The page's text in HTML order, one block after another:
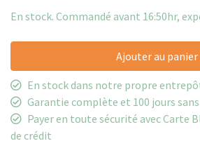
En stock. Commandé avant 16:50hr,
Ajouter au panier
En stock dans notre propre
Garantie complète et 100 jours
Payer en toute sécurité avec Carte
de crédit